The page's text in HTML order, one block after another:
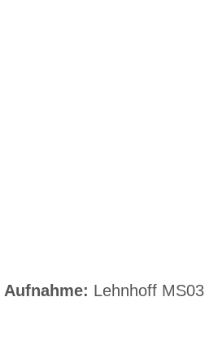
Auf­nah­me: Lehn­hoff MS03